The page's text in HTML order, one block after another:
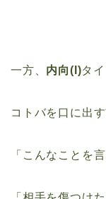
一方、 内向(I)タ
コトバを口に出
「こんなことを